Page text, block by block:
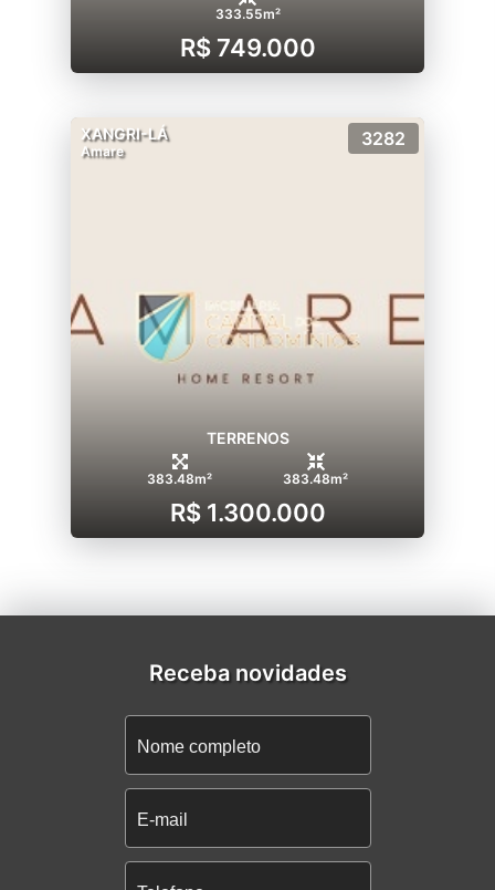
333.55m²
R$ 749.000
XANGRI-LÁ
Amare
3282
TERRENOS
383.48m² 383.48m²
R$ 1.300.000
Receba novidades